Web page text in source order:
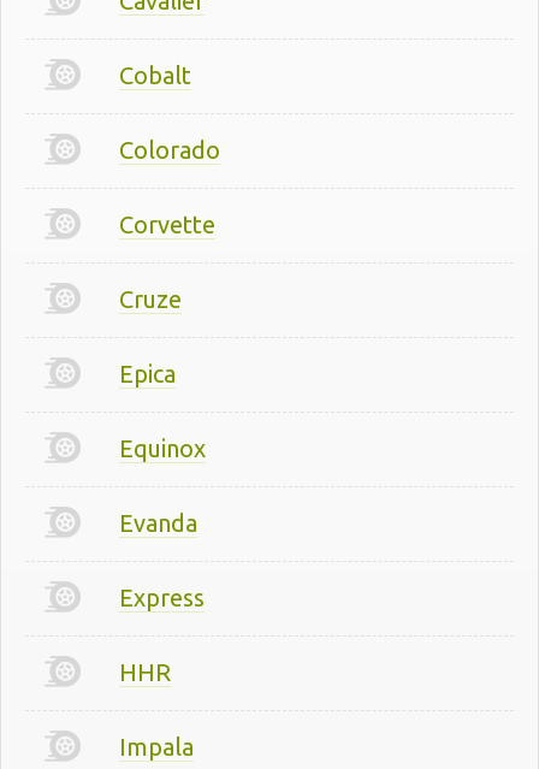
Cobalt
Colorado
Corvette
Cruze
Epica
Equinox
Evanda
Express
HHR
Impala